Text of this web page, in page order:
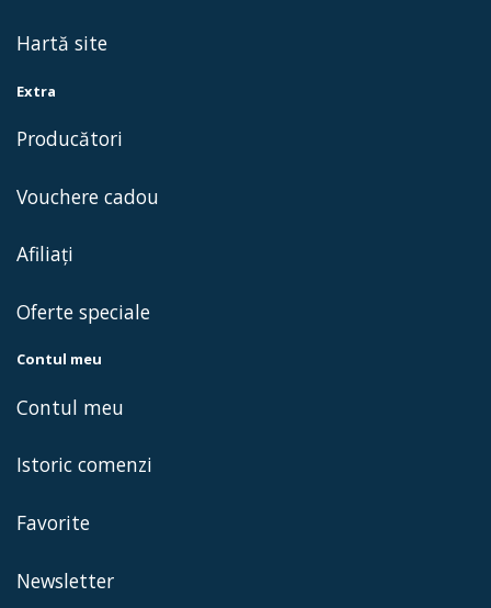
Hartă site
Extra
Producători
Vouchere cadou
Afiliaţi
Oferte speciale
Contul meu
Contul meu
Istoric comenzi
Favorite
Newsletter